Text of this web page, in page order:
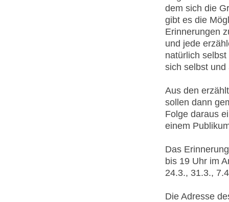
dem sich die
gibt es die
Erinnerungen
und jede
natürlich
sich selbst und
Aus den
sollen dann
Folge daraus
einem
Das
bis 19 Uhr im
24.3., 31.3.,
Die Adresse